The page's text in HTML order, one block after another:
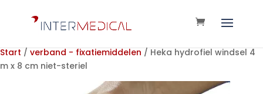
Start / verband - fixatiemiddelen / Heka hydrofiel windsel 4
m x 8 cm niet-steriel